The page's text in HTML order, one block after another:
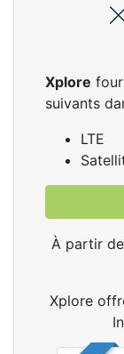
Xplore
suivants
LTE
À partir de
Xplore